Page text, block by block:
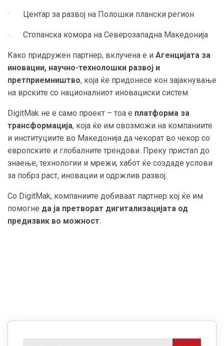
· Центар за развој на Полошки плански регион
· Стопанска комора на Северозападна Македонија
Како придружен партнер, вклучена е и Агенцијата за
иновации, научно-технолошки развој и
претприемништво, која ќе придонесе кон зајакнување
на врските со националниот иновациски систем.
DigitMak не е само проект – тоа е платформа за
трансформација, која ќе им овозможи на компаниите
и институциите во Македонија да чекорат во чекор со
европските и глобалните трендови. Преку пристап до
знаење, технологии и мрежи, хабот ќе создаде услови
за побрз раст, иновации и одржлив развој.
Со DigitMak, компаниите добиваат партнер кој ќе им
помогне да ја претворат дигитализацијата од
предизвик во можност.